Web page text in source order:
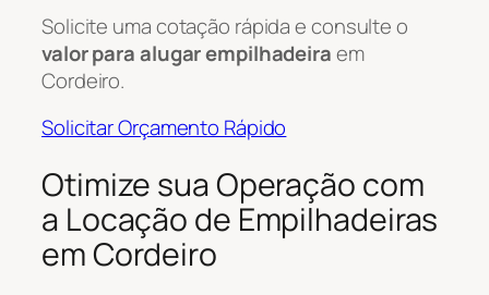
Solicite uma cotação rápida e consulte o
valor para alugar empilhadeiraem
Cordeiro.
Solicitar Orçamento Rápido
Otimize sua Operação com
a Locação de Empilhadeiras
em Cordeiro